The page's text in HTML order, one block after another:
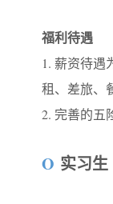
福利待遇
1. 薪资待遇
租、差旅、
2. 完善的五
O 实习生